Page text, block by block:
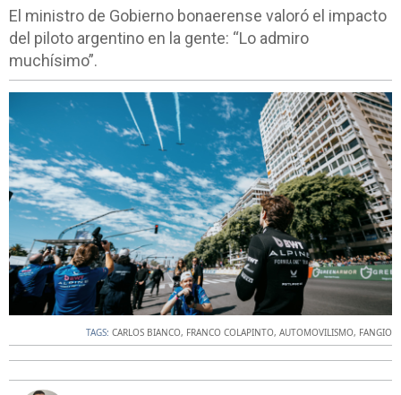
El ministro de Gobierno bonaerense valoró el impacto
del piloto argentino en la gente: “Lo admiro
muchísimo”.
TAGS: CARLOS BIANCO, FRANCO COLAPINTO, AUTOMOVILISMO, FANGIO